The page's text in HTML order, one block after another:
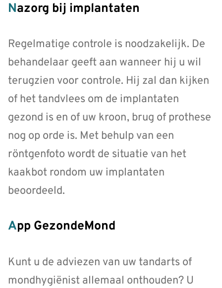
Nazorg bij implantaten
Regelmatige controle is noodzakelijk. De
behandelaar geeft aan wanneer hij u wil
terugzien voor controle. Hij zal dan kijken
of het tandvlees om de implantaten
gezond is en of uw kroon, brug of prothese
nog op orde is. Met behulp van een
röntgenfoto wordt de situatie van het
kaakbot rondom uw implantaten
beoordeeld.
App GezondeMond
Kunt u de adviezen van uw tandarts of
mondhygiënist allemaal onthouden? U